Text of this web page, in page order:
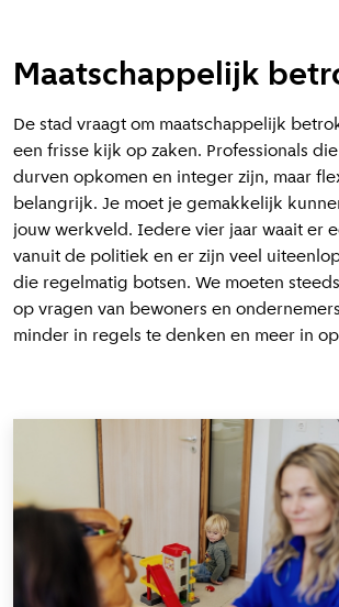
Maatschappelijk
De stad vraagt om maatschappelijk
een frisse kijk op zaken. Professionals
durven opkomen en integer zijn, maar
belangrijk. Je moet je gemakkelijk
jouw werkveld. Iedere vier jaar waait er
vanuit de politiek en er zijn veel
die regelmatig botsen. We moeten
op vragen van bewoners en
minder in regels te denken en meer in